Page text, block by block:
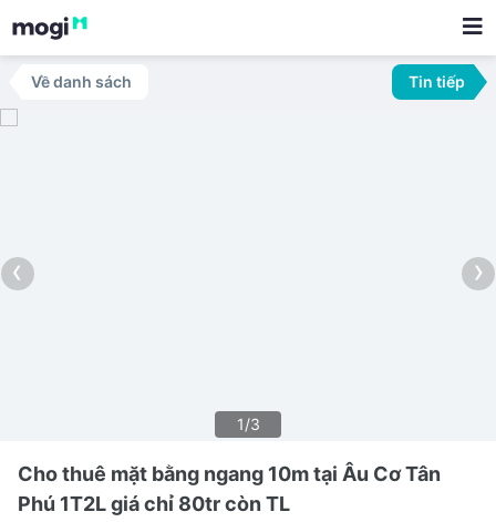
Về danh sách Tin tiếp
‹ ›
1/3
Cho thuê mặt bằng ngang 10m tại Âu Cơ Tân
Phú 1T2L giá chỉ 80tr còn TL